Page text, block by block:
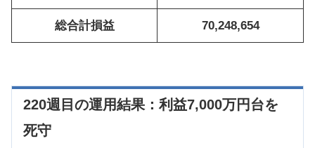
総合計損益 70,248,654
220週目の運用結果：利益7,000万円台を
死守